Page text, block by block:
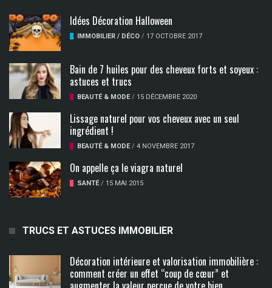
Idées Décoration Halloween
IMMOBILIER / DÉCO / 17 OCTOBRE 2017
Bain de 7 huiles pour des cheveux forts et soyeux :
astuces et trucs
BEAUTÉ & MODE / 15 DÉCEMBRE 2020
Lissage naturel pour vos cheveux avec un seul
ingrédient !
BEAUTÉ & MODE / 4 NOVEMBRE 2017
On appelle ça le viagra naturel
SANTÉ / 15 MAI 2015
TRUCS ET ASTUCES IMMOBILIER
Décoration intérieure et valorisation immobilière :
comment créer un effet “coup de cœur” et